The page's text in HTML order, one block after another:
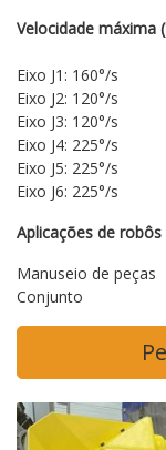
Velocidade máxima
Eixo J1: 160°/s
Eixo J2: 120°/s
Eixo J3: 120°/s
Eixo J4: 225°/s
Eixo J5: 225°/s
Eixo J6: 225°/s
Aplicações de robôs
Manuseio de peças
Conjunto